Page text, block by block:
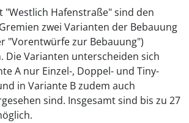
"Westlich Hafenstraße" sind den
zwei Varianten der Bebauung
"Vorentwürfe zur Bebauung")
Die Varianten unterscheiden sich
A nur Einzel-, Doppel- und Tiny-
in Variante B zudem auch
sind. Insgesamt sind bis zu 27